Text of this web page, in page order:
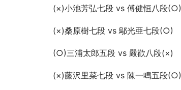
(×)小池芳弘七段 vs 傅健恒八段(○)
(×)桑原樹七段 vs 鄔光亜七段(○)
(○)三浦太郎五段 vs 嚴歡八段(×)
(×)藤沢里菜七段 vs 陳一鳴五段(○)